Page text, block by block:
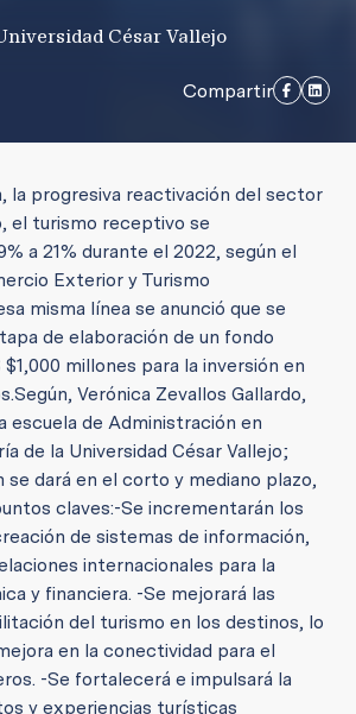
César Vallejo
Compartir
la progresiva reactivación del sector
el turismo receptivo se
a 21% durante el 2022, según el
Exterior y Turismo
misma línea se anunció que se
de elaboración de un fondo
millones para la inversión en
Según, Verónica Zevallos Gallardo,
escuela de Administración en
de la Universidad César Vallejo;
se dará en el corto y mediano plazo,
claves:-Se incrementarán los
de sistemas de información,
internacionales para la
y financiera. -Se mejorará las
del turismo en los destinos, lo
en la conectividad para el
-Se fortalecerá e impulsará la
y experiencias turísticas